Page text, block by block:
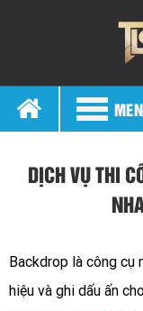
DỊCH VỤ THI
Backdrop là công cụ
hiệu và ghi dấu ấn